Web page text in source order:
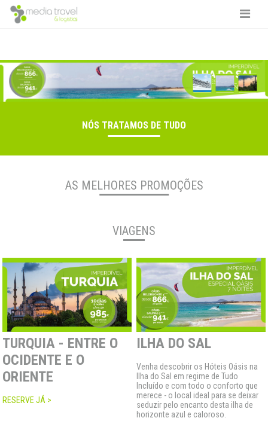
NÓS TRATAMOS DE TUDO
AS MELHORES PROMOÇÕES
VIAGENS
TURQUIA - ENTRE O
OCIDENTE E O
ORIENTE
RESERVE JÁ >
ILHA DO SAL
Venha descobrir os Hóteis Oásis na
Ilha do Sal em regime de Tudo
Incluído e com todo o conforto que
merece - o local ideal para se deixar
seduzir pelo encanto desta ilha de
horizonte azul e caloroso.